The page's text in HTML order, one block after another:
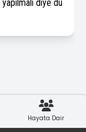
diye dü
Hayata Dair